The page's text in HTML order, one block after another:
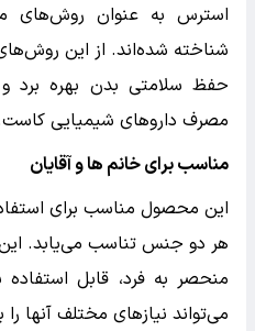
استرس به عنوان روش‌های
شناخته شده‌اند. از این
حفظ سلامتی بدن بهره برد
مصرف داروهای شیمیایی
مناسب برای خانم ها و آقایان
این محصول مناسب برای
هر دو جنس تناسب می‌یابد.
منحصر به فرد، قابل
می‌تواند نیازهای مختلف آنها